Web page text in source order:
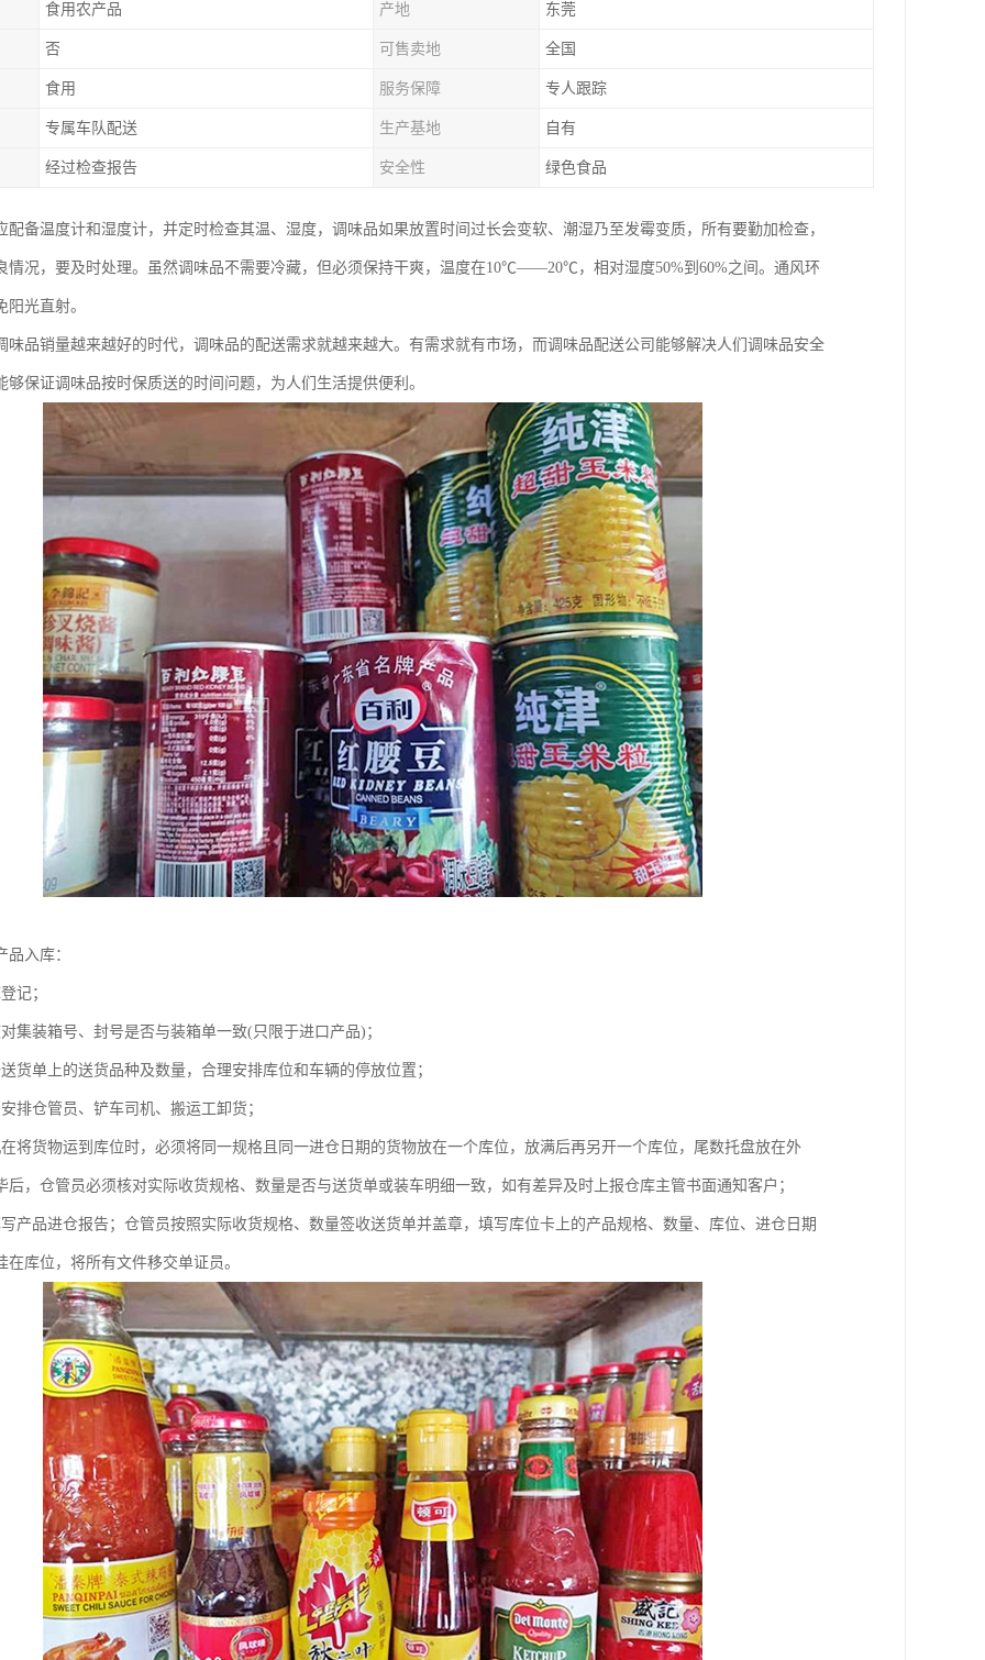
食用农产品 产地 东莞
否 可售卖地 全国
食用 服务保障 专人跟踪
专属车队配送 生产基地 自有
经过检查报告 安全性 绿色食品
配备温度计和湿度计，并定时检查其温、湿度，调味品如果放置时间过长会变软、潮湿乃至发霉变质，所有要勤加检查，
情况，要及时处理。虽然调味品不需要冷藏，但必须保持干爽，温度在10℃——20℃，相对湿度50%到60%之间。通风环
阳光直射。
味品销量越来越好的时代，调味品的配送需求就越来越大。有需求就有市场，而调味品配送公司能够解决人们调味品安全
够保证调味品按时保质送的时间问题，为人们生活提供便利。
品入库：
记；
集装箱号、封号是否与装箱单一致(只限于进口产品)；
货单上的送货品种及数量，合理安排库位和车辆的停放位置；
排仓管员、铲车司机、搬运工卸货；
将货物运到库位时，必须将同一规格且同一进仓日期的货物放在一个库位，放满后再另开一个库位，尾数托盘放在外
后，仓管员必须核对实际收货规格、数量是否与送货单或装车明细一致，如有差异及时上报仓库主管书面通知客户；
产品进仓报告；仓管员按照实际收货规格、数量签收送货单并盖章，填写库位卡上的产品规格、数量、库位、进仓日期
在库位，将所有文件移交单证员。